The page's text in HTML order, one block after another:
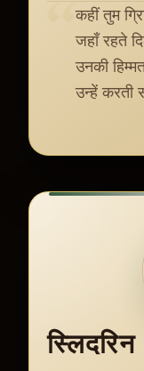
कहीं तुम
जहाँ रहते
उनकी
उन्हें करती
स्लिदरिन